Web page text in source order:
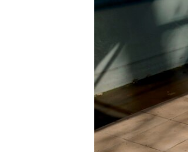
УКРАИНСКАЯ ПРОБЛЕМА КРЫМА